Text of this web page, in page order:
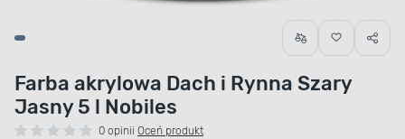
Farba akrylowa Dach i Rynna Szary
Jasny 5 l Nobiles
0 opinii Oceń produkt